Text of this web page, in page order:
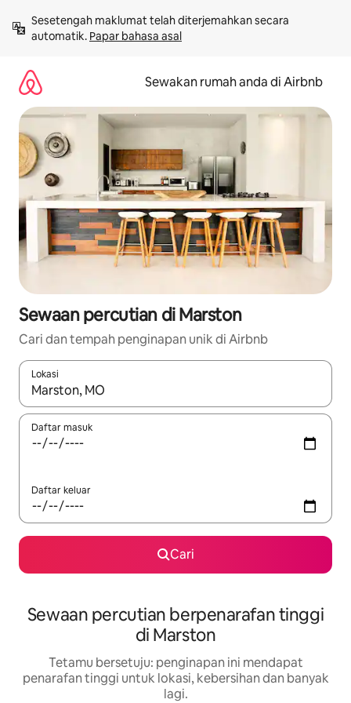
kandungan
Sesetengah maklumat telah diterjemahkan secara
automatik. Papar bahasa asal
Sewakan rumah anda di Airbnb
Sewaan percutian di Marston
Cari dan tempah penginapan unik di Airbnb
Lokasi
Apabila hasil tersedia, navigasi dengan kekunci anak panah
Daftar masuk
Daftar keluar
Cari
Sewaan percutian berpenarafan tinggi
di Marston
Tetamu bersetuju: penginapan ini mendapat
penarafan tinggi untuk lokasi, kebersihan dan banyak
lagi.